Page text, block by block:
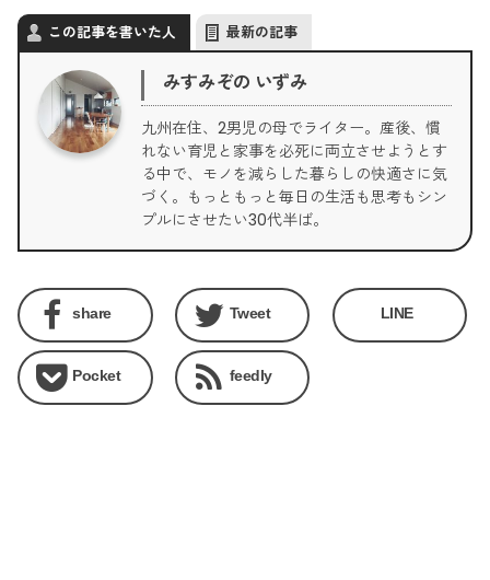
この記事を書いた人 最新の記事
みすみぞの いずみ
九州在住、2男児の母でライター。産後、慣
れない育児と家事を必死に両立させようとす
る中で、モノを減らした暮らしの快適さに気
づく。もっともっと毎日の生活も思考もシン
プルにさせたい30代半ば。
share Tweet LINE
Pocket feedly